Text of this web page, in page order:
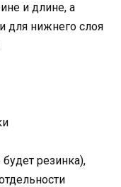
и длине, а
для нижнего слоя
резинка),